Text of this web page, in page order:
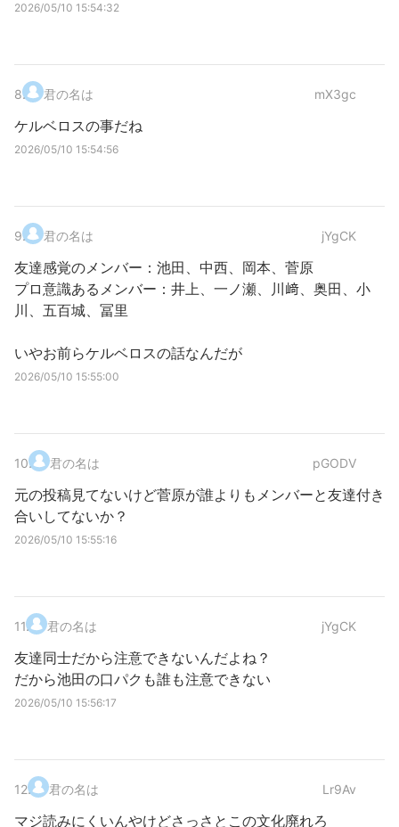
2026/05/10 15:54:32
8. 君の名は mX3gc
ケルベロスの事だね
2026/05/10 15:54:56
9. 君の名は jYgCK
友達感覚のメンバー：池田、中西、岡本、菅原
プロ意識あるメンバー：井上、一ノ瀬、川﨑、奥田、小
川、五百城、冨里
いやお前らケルベロスの話なんだが
2026/05/10 15:55:00
10. 君の名は pGODV
元の投稿見てないけど菅原が誰よりもメンバーと友達付き
合いしてないか？
2026/05/10 15:55:16
11. 君の名は jYgCK
友達同士だから注意できないんだよね？
だから池田の口パクも誰も注意できない
2026/05/10 15:56:17
12. 君の名は Lr9Av
マジ読みにくいんやけどさっさとこの文化廃れろ